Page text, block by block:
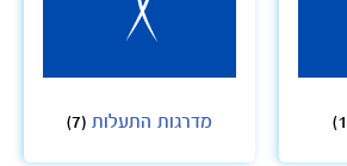
מדרגות התעלות (7)